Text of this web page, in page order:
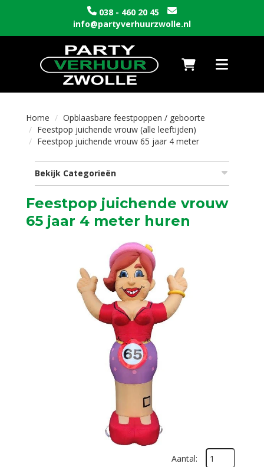
038 - 460 20 45
info@partyverhuurzwolle.nl
Naar winkelwagen
Toggle
Home
Opblaasbare feestpoppen / geboorte
Feestpop juichende vrouw (alle leeftijden)
Feestpop juichende vrouw 65 jaar 4 meter
Bekijk Categorieën
Feestpop juichende vrouw
65 jaar 4 meter huren
Aantal: